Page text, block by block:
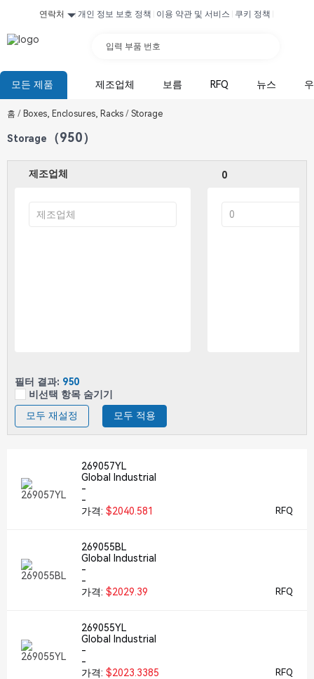
연락처 개인 정보 보호 정책 이용 약관 및 서비스 쿠키 정책
입력 부품 번호
모든 제품 제조업체 보름 RFQ 뉴스
홈 / Boxes, Enclosures, Racks / Storage
Storage （950）
제조업체 0
필터 결과: 950
비선택 항목 숨기기
모두 재설정
모두 적용
269057YL
Global Industrial
-
-
가격: $2040.581 RFQ
269055BL
Global Industrial
-
-
가격: $2029.39 RFQ
269055YL
Global Industrial
-
-
가격: $2023.3385 RFQ